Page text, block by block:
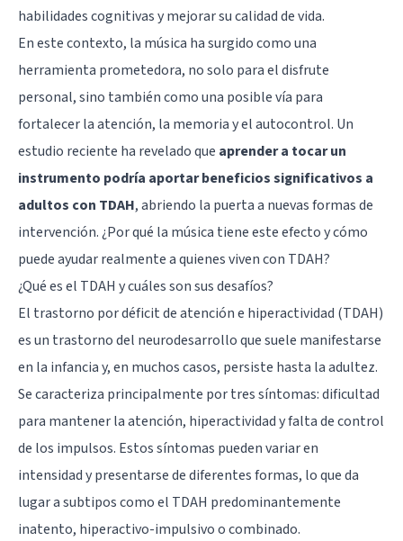
habilidadescognitivasy mejorar su calidad de vida.
En este contexto, la música ha surgido como una
herramienta prometedora, no solo para el disfrute
personal, sino también como una posible vía para
fortalecer la atención, la memoria y el autocontrol. Un
estudio reciente ha revelado que aprender a tocar un
instrumento podría aportar beneficios significativos a
adultos con TDAH, abriendo la puerta a nuevas formas de
intervención. ¿Por qué la música tiene este efecto y cómo
puede ayudar realmente a quienes viven con TDAH?
¿Qué es el TDAH y cuáles son sus desafíos?
El trastorno por déficit de atención e hiperactividad (TDAH)
es un trastorno del neurodesarrollo que suele manifestarse
en la infancia y, en muchos casos, persiste hasta la adultez.
Se caracteriza principalmente por tres síntomas: dificultad
para mantener la atención, hiperactividad y falta de control
de los impulsos. Estos síntomas pueden variar en
intensidad y presentarse de diferentes formas, lo que da
lugar a subtipos como el TDAH predominantemente
inatento, hiperactivo-impulsivo o combinado.